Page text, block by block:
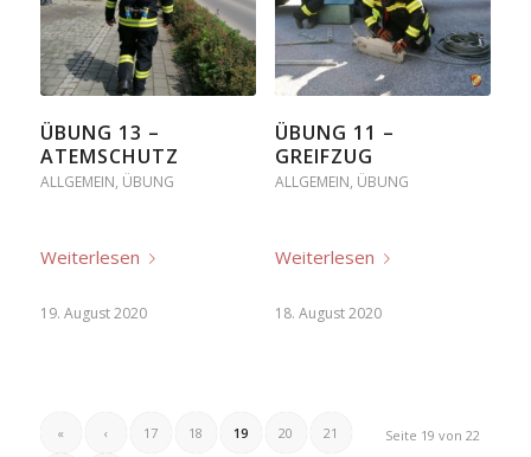
ÜBUNG 13 –
ATEMSCHUTZ
ALLGEMEIN, ÜBUNG
Weiterlesen
19. August 2020
ÜBUNG 11 –
GREIFZUG
ALLGEMEIN, ÜBUNG
Weiterlesen
18. August 2020
Seite 19 von 22
« ‹ 17 18 19 20 21